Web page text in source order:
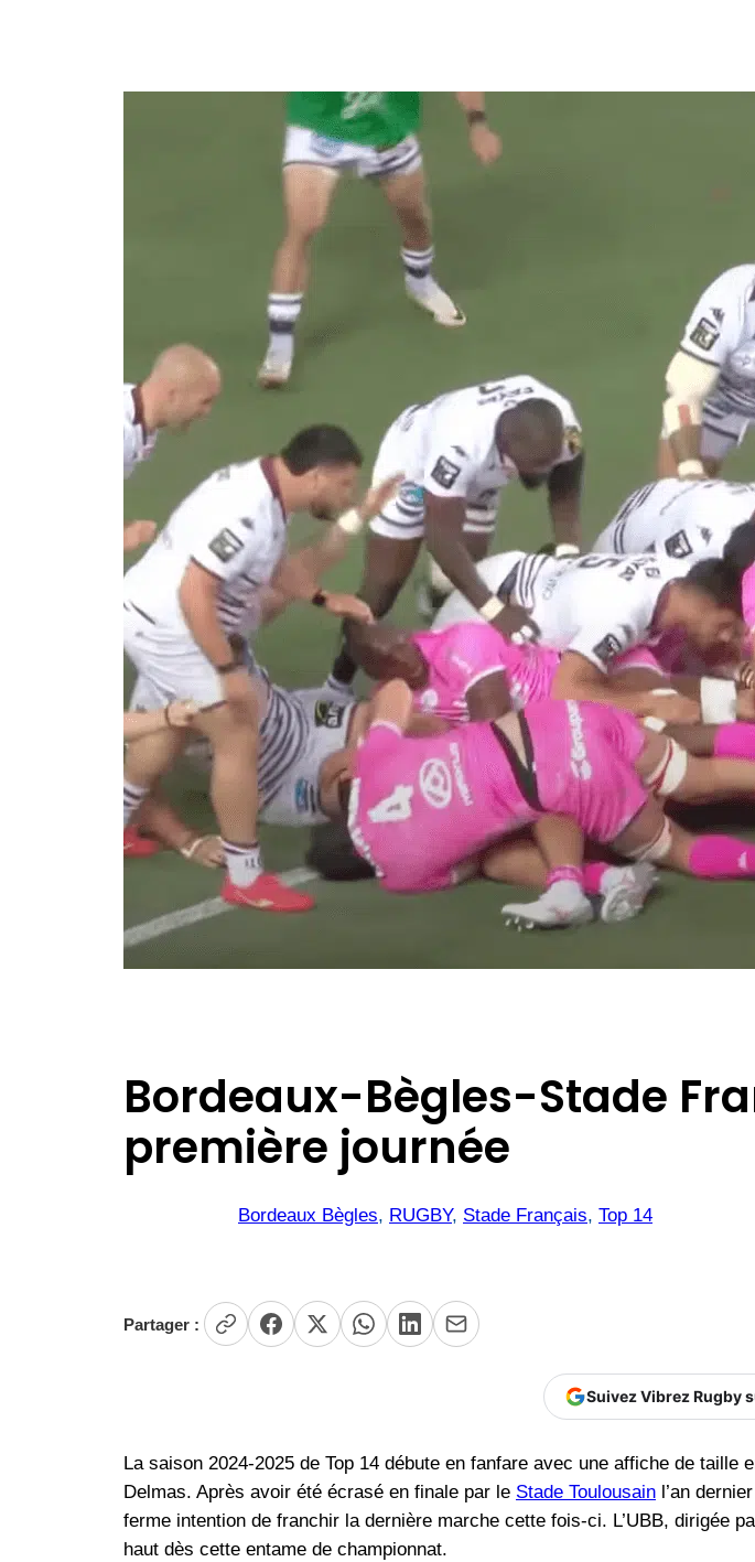
Bordeaux-Bègles-Stade
première journée
Bordeaux Bègles, RUGBY, Stade Français, Top 14
Partager :
Suivez Vibrez Rugby
La saison 2024-2025 de Top 14 débute en fanfare avec une affiche de taille
Delmas. Après avoir été écrasé en finale par le Stade Toulousain l’an
ferme intention de franchir la dernière marche cette fois-ci. L’UBB, dirigée
haut dès cette entame de championnat.